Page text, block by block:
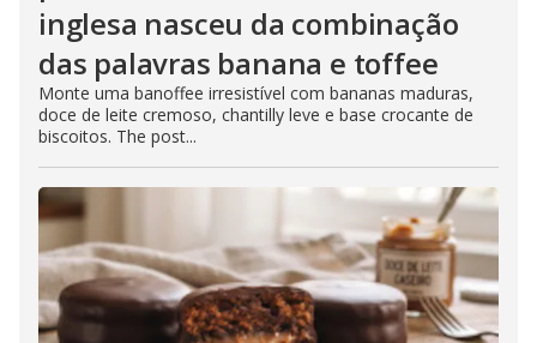
inglesa nasceu da combinação
das palavras banana e toffee
Monte uma banoffee irresistível com bananas maduras,
doce de leite cremoso, chantilly leve e base crocante de
biscoitos. The post...